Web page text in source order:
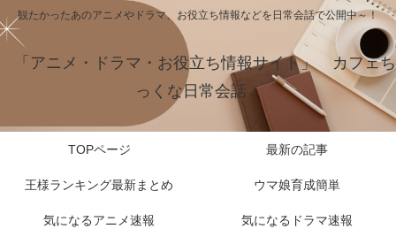
観たかったあのアニメやドラマ、お役立ち情報などを日常会話で公開中～！
「アニメ・ドラマ・お役立ち情報サイト」 カフェち
っくな日常会話
TOPページ 最新の記事
王様ランキング最新まとめ ウマ娘育成簡単
気になるアニメ速報 気になるドラマ速報